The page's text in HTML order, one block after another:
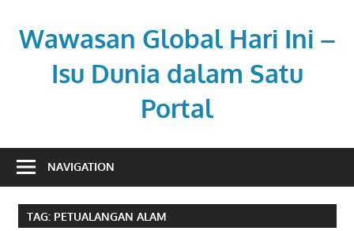
contentWawasan Global Hari Ini –
Isu Dunia dalam Satu
Portal
pemahaman
tengah
dinamika
NAVIGATION
TAG: PETUALANGAN ALAM